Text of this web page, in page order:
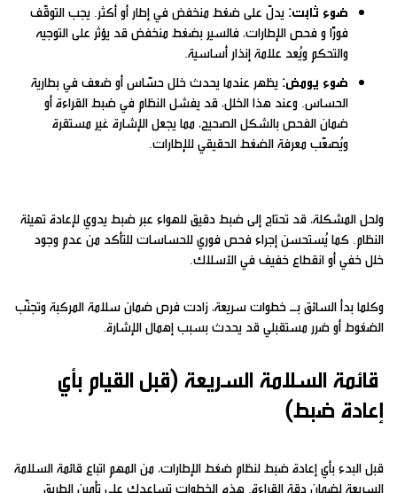
ضوء ثابت: يدلّ على ضغط منخفض في إطار أو أكثر. يجب التوقّف
فورًا و فحص الإطارات، فالسير بضغط منخفض قد يؤثر على التوجيه
والتحكم ويُعد علامة إنذار أساسية.
ضوء يومض: يظهر عندما يحدث خلل حسّاس أو ضعف في بطارية
الحساس. وعند هذا الخلل، قد يفشل النظام في ضبط القراءة أو
ضمان الفحص بالشكل الصحيح، مما يجعل الإشارة غير مستقرة
ويُصعّب معرفة الضغط الحقيقي للإطارات.
ولحل المشكلة، قد تحتاج إلى ضبط دقيق للهواء عبر ضبط يدوي لإعادة تهيئة
النظام. كما يُستحسن إجراء فحص فوري للحساسات للتأكد من عدم وجود
خلل خفي أو انقطاع خفيف في الأسلاك.
وكلما بدأ السائق بـ خطوات سريعة، زادت فرص ضمان سلامة المركبة وتجنّب
الضغوط أو ضرر مستقبلي قد يحدث بسبب إهمال الإشارة.
قائمة السلامة السريعة (قبل القيام بأي
إعادة ضبط)
قبل البدء بأي إعادة ضبط لنظام ضغط الإطارات، من المهم اتباع قائمة السلامة
السريعة لضمان دقة القراءة. هذه الخطوات تساعدك على تأمين الطريق